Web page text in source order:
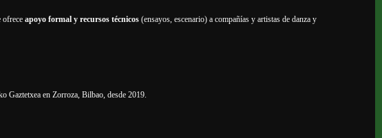
ofreceapoyo formal y recursos técnicos (ensayos, escenario) a compañías y artistas de danza y
Gaztetxea en Zorroza, Bilbao, desde 2019.